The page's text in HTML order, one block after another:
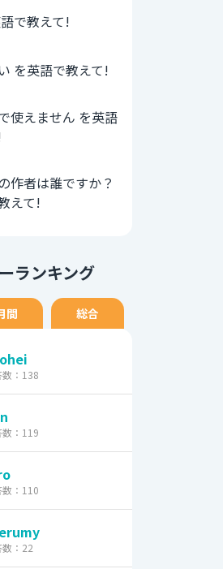
で教えて!
を英語で教えて!
使えません を英語
作者は誰ですか？
えて!
ランキング
間 総合
数：138
数：119
数：110
数：22